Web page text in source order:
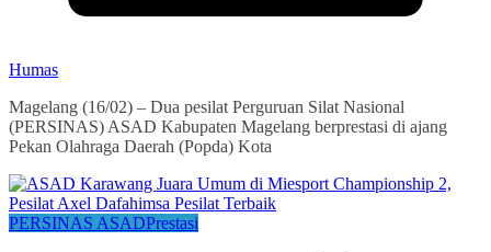
Humas
Magelang (16/02) – Dua pesilat Perguruan Silat Nasional
(PERSINAS) ASAD Kabupaten Magelang berprestasi di ajang
Pekan Olahraga Daerah (Popda) Kota
PERSINAS ASADPrestasi